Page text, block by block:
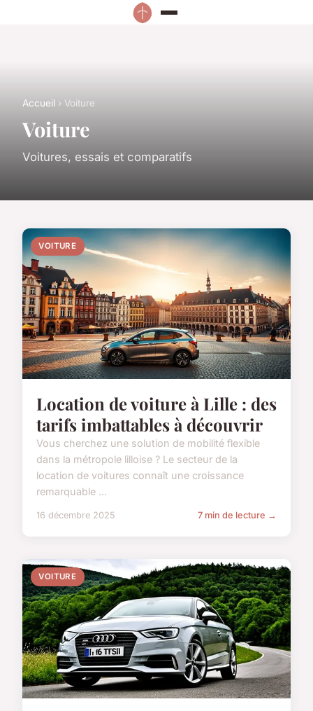
Accueil › Voiture
Voiture
Voitures, essais et comparatifs
VOITURE
Location de voiture à Lille : des
tarifs imbattables à découvrir
Vous cherchez une solution de mobilité flexible
dans la métropole lilloise ? Le secteur de la
location de voitures connaît une croissance
remarquable ...
16 décembre 2025 7 min de lecture →
VOITURE